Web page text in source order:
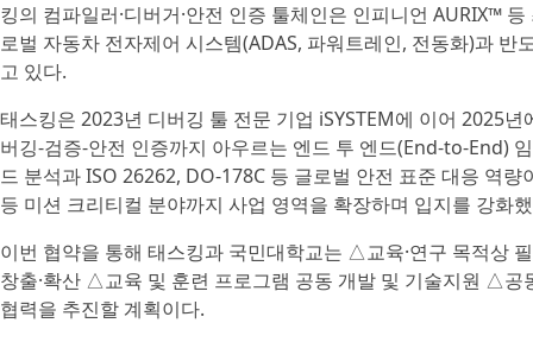
킹의 컴파일러·디버거·안전 인증 툴체인은 인피니언 AURIX™
로벌 자동차 전자제어 시스템(ADAS, 파워트레인, 전동화)과
고 있다.
태스킹은 2023년 디버깅 툴 전문 기업 iSYSTEM에 이어 2025
버깅-검증-안전 인증까지 아우르는 엔드 투 엔드(End-to-End)
드 분석과 ISO 26262, DO-178C 등 글로벌 안전 표준 대응 역
등 미션 크리티컬 분야까지 사업 영역을 확장하며 입지를 강화
이번 협약을 통해 태스킹과 국민대학교는 △교육·연구 목적상
창출·확산 △교육 및 훈련 프로그램 공동 개발 및 기술지원 △공
협력을 추진할 계획이다.